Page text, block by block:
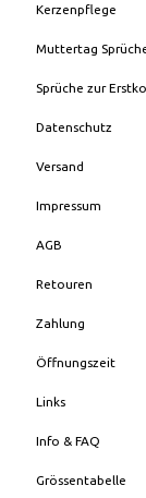
Kerzenpflege
Muttertag
Sprüche zur
Datenschutz
Versand
Impressum
AGB
Retouren
Zahlung
Öffnungszeit
Links
Info & FAQ
Grössentabelle